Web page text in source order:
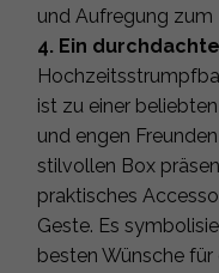
und Aufregung
4. Ein
ist zu einer
und engen
stilvollen Box
praktisches
Geste. Es
besten Wünsche für